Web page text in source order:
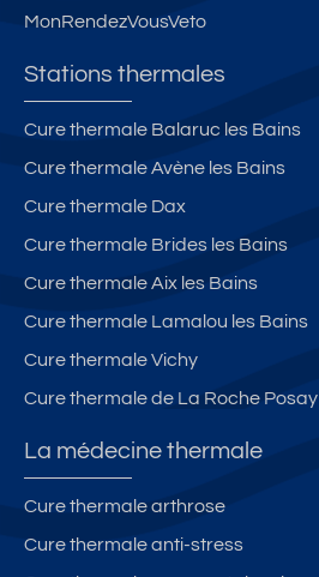
m
s
d
e
V
n
et
L
s
B
ai
s
5
in
e
e
s
th
m
e
e
er
MonRendezVousVeto
Stations thermales
Cure thermale Balaruc les Bains
Cure thermale Avène les Bains
Cure thermale Dax
Cure thermale Brides les Bains
Cure thermale Aix les Bains
Cure thermale Lamalou les Bains
Cure thermale Vichy
Cure thermale de La Roche Posay
La médecine thermale
Cure thermale arthrose
Cure thermale anti-stress